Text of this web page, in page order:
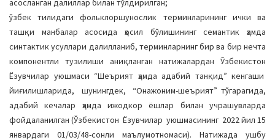
асосланган далиллар билан тўлдирилган;
ўзбек тилидаги фольклоршунослик терминларининг ички ва
ташқи манбалар асосида ҳосил бўлишининг семантик ҳамда
синтактик усуллари далилланиб, терминларнинг бир ва бир нечта
компонентли тузилиши аниқланган натижалардан Ўзбекистон
Ёзувчилар уюшмаси “Шеърият ҳамда адабий танқид” кенгаши
йиғилишларида, шунингдек, “Онажоним-шеърият” тўгарагида,
адабий кечалар ҳамда ижодкор ёшлар билан учрашувларда
фойдаланилган (Ўзбекистон Ёзувчилар уюшмасининг 2022 йил 15
январдаги 01/03/48-сонли маълумотномаси). Натижада ушбу